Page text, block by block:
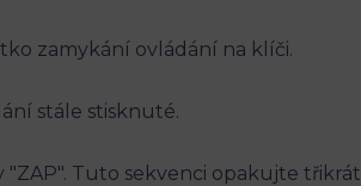
zamykání ovládání na klíči.
stále stisknuté.
Tuto sekvenci opakujte